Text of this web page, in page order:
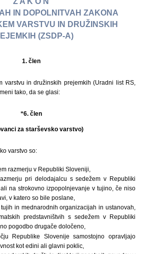
IN DOPOLNITVAH ZAKONA
VARSTVU IN DRUŽINSKIH
(ZSDP-A)
1. člen
varstvu in družinskih prejemkih (Uradni list RS,
tako, da se glasi:
“6. člen
za starševsko varstvo)
varstvo so:
razmerju v Republiki Sloveniji,
pri delodajalcu s sedežem v Republiki
na strokovno izpopolnjevanje v tujino, če niso
v katero so bile poslane,
in mednarodnih organizacijah in ustanovah,
predstavništvih s sedežem v Republiki
pogodbo drugače določeno,
Republike Slovenije samostojno opravljajo
kot edini ali glavni poklic,